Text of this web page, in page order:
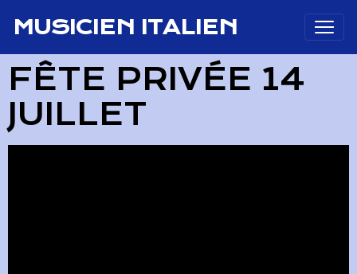
MUSICIEN ITALIEN
FÊTE PRIVÉE 14
JUILLET